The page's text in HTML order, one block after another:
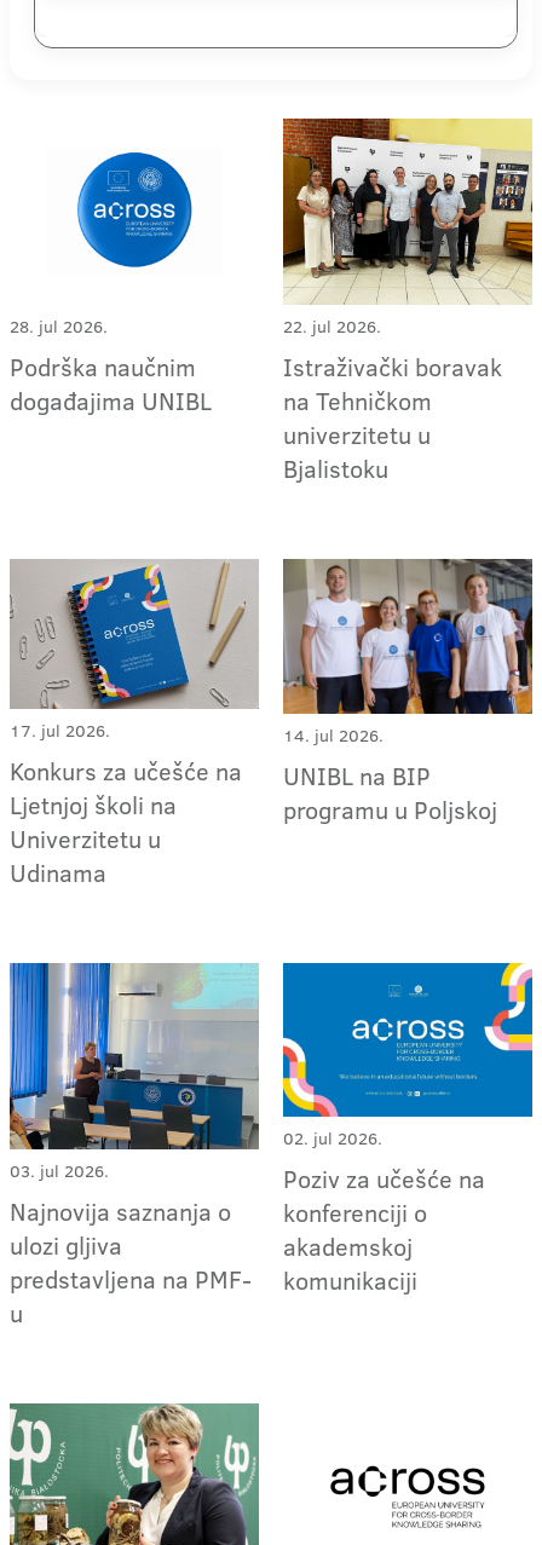
28. jul 2026.
Podrška naučnim
događajima UNIBL
22. jul 2026.
Istraživački boravak
na Tehničkom
univerzitetu u
Bjalistoku
17. jul 2026.
Konkurs za učešće na
Ljetnjoj školi na
Univerzitetu u
Udinama
14. jul 2026.
UNIBL na BIP
programu u Poljskoj
03. jul 2026.
Najnovija saznanja o
ulozi gljiva
predstavljena na PMF-
u
02. jul 2026.
Poziv za učešće na
konferenciji o
akademskoj
komunikaciji